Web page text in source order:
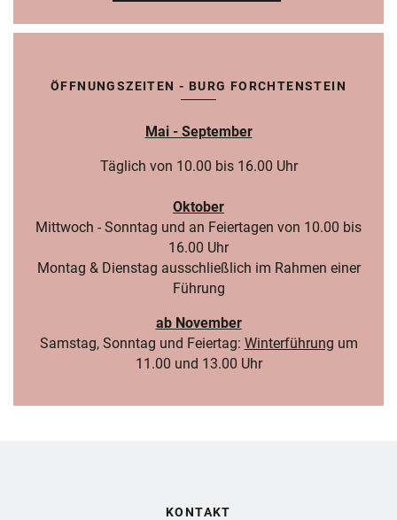
ÖFFNUNGSZEITEN - BURG FORCHTENSTEIN
Mai - September
Täglich von 10.00 bis 16.00 Uhr
Oktober
Mittwoch - Sonntag und an Feiertagen von 10.00 bis
16.00 Uhr
Montag & Dienstag ausschließlich im Rahmen einer
Führung
ab November
Samstag, Sonntag und Feiertag: Winterführung um
11.00 und 13.00 Uhr
KONTAKT